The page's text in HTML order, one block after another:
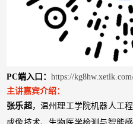
PC端入口：https://
主讲嘉宾介绍：
张乐超，温州理工学院机器人工